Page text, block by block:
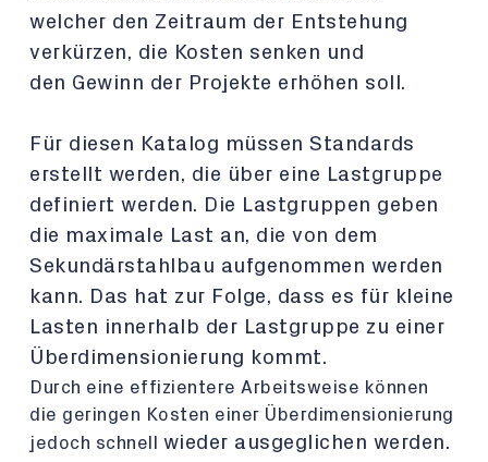
welcher den Zeitraum der Entstehung
verkürzen, die Kosten senken und
den Gewinn der Projekte erhöhen soll.
Für diesen Katalog müssen Standards
erstellt werden, die über eine Lastgruppe
definiert werden. Die Lastgruppen geben
die maximale Last an, die von dem
Sekundärstahlbau aufgenommen werden
kann. Das hat zur Folge, dass es für kleine
Lasten innerhalb der Lastgruppe zu einer
Überdimensionierung kommt.
Durch eine effizientere Arbeitsweise können
die geringen Kosten einer Überdimensionierung
jedoch schnell wieder ausgeglichen werden.